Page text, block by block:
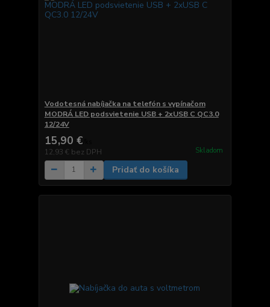
Vodotesná nabíjačka na telefón s vypínačom
MODRÁ LED podsvietenie USB + 2xUSB C QC3.0
12/24V
15,90 €
12,93 € bez DPH Skladom
Pridať do košíka